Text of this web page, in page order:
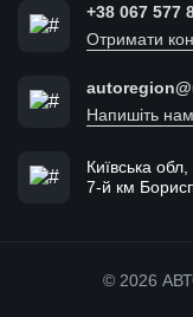
+38 067 577
Отримати
Напишіть нам
Київська
7-й км
© 2026